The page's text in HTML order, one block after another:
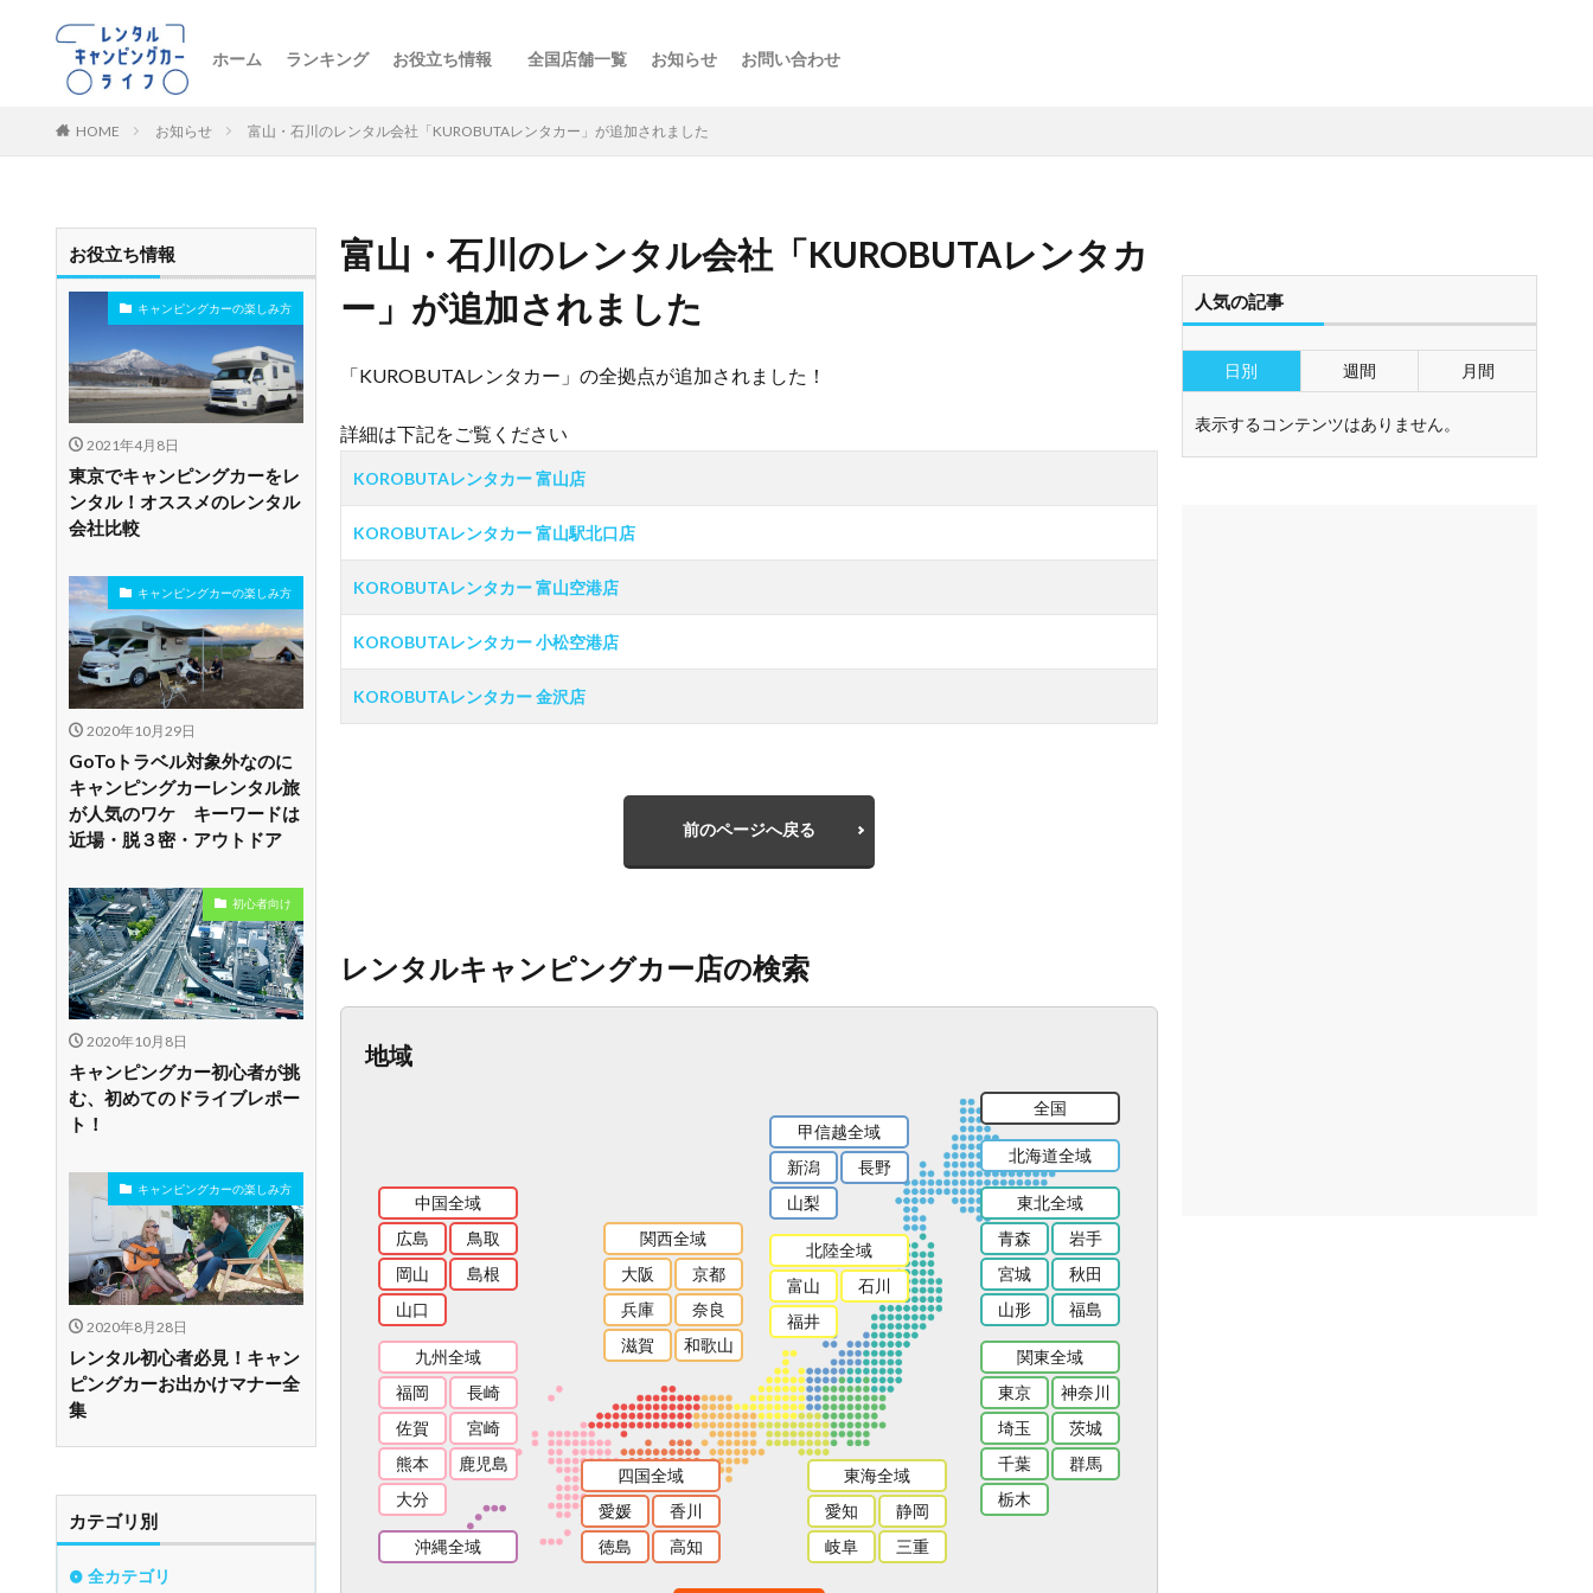
ホーム ランキング お役立ち情報 全国店舗一覧 お知らせ お問い合わせ
HOME お知らせ 富山・石川のレンタル会社「KUROBUTAレンタカー」が追加されました
富山・石川のレンタル会社「KUROBUTAレンタカ
ー」が追加されました
「KUROBUTAレンタカー」の全拠点が追加されました！
詳細は下記をご覧ください
KOROBUTAレンタカー 富山店
KOROBUTAレンタカー 富山駅北口店
KOROBUTAレンタカー 富山空港店
KOROBUTAレンタカー 小松空港店
KOROBUTAレンタカー 金沢店
前のページへ戻る
レンタルキャンピングカー店の検索
地域
全国
北海道全域
東北全域
青森
岩手
宮城
秋田
山形
福島
関東全域
東京
神奈川
埼玉
茨城
千葉
群馬
栃木
甲信越全域
新潟
長野
山梨
北陸全域
富山
石川
福井
東海全域
愛知
静岡
岐阜
三重
関西全域
大阪
京都
兵庫
奈良
滋賀
和歌山
中国全域
広島
鳥取
岡山
島根
山口
四国全域
愛媛
香川
徳島
高知
九州全域
福岡
長崎
佐賀
宮崎
熊本
鹿児島
大分
沖縄全域
お役立ち情報
キャンピングカーの楽しみ方
2021年4月8日
東京でキャンピングカーをレ
ンタル！オススメのレンタル
会社比較
キャンピングカーの楽しみ方
2020年10月29日
GoToトラベル対象外なのに
キャンピングカーレンタル旅
が人気のワケ キーワードは
近場・脱３密・アウトドア
初心者向け
2020年10月8日
キャンピングカー初心者が挑
む、初めてのドライブレポー
ト！
キャンピングカーの楽しみ方
2020年8月28日
レンタル初心者必見！キャン
ピングカーお出かけマナー全
集
カテゴリ別
全カテゴリ
人気の記事
日別 週間 月間
表示するコンテンツはありません。